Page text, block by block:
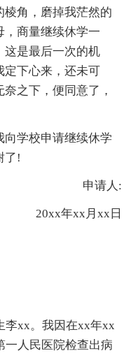
角，磨掉我茫然的
，商量继续休学一
这是最后一次的机
定下心来，还未可
之下，便同意了，
学校申请继续休学
了!
申请人:
20xx年xx月xx日
xx。我因在xx年xx
一人民医院检查出病